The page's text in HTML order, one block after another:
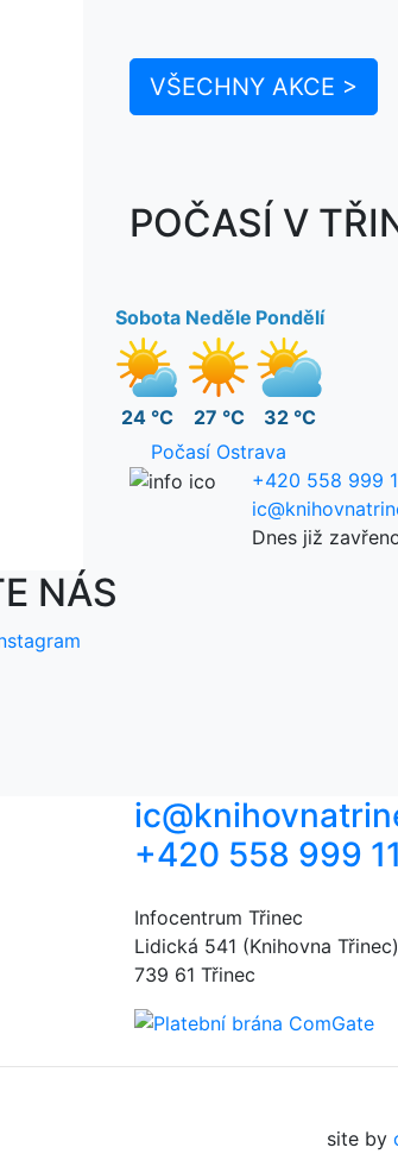
VŠECHNY AKCE >
POČASÍ V
Sobota
24 °C
Neděle
27 °C
Pondělí
32 °C
Počasí Ostrava
+420 558 999
Dnes již
NÁS
+420 558 999
Infocentrum Třinec
Lidická 541 (Knihovna Třinec)
739 61 Třinec
site by